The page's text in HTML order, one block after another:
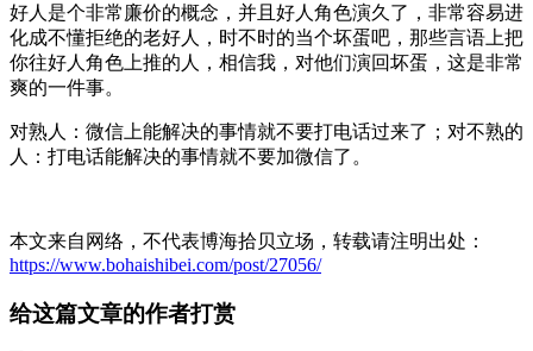
好人是个非常廉价的概念，并且好人角色演久了，非常容易进
化成不懂拒绝的老好人，时不时的当个坏蛋吧，那些言语上把
你往好人角色上推的人，相信我，对他们演回坏蛋，这是非常
爽的一件事。
对熟人：微信上能解决的事情就不要打电话过来了；对不熟的
人：打电话能解决的事情就不要加微信了。
本文来自网络，不代表博海拾贝立场，转载请注明出处：
https://www.bohaishibei.com/post/27056/
给这篇文章的作者打赏